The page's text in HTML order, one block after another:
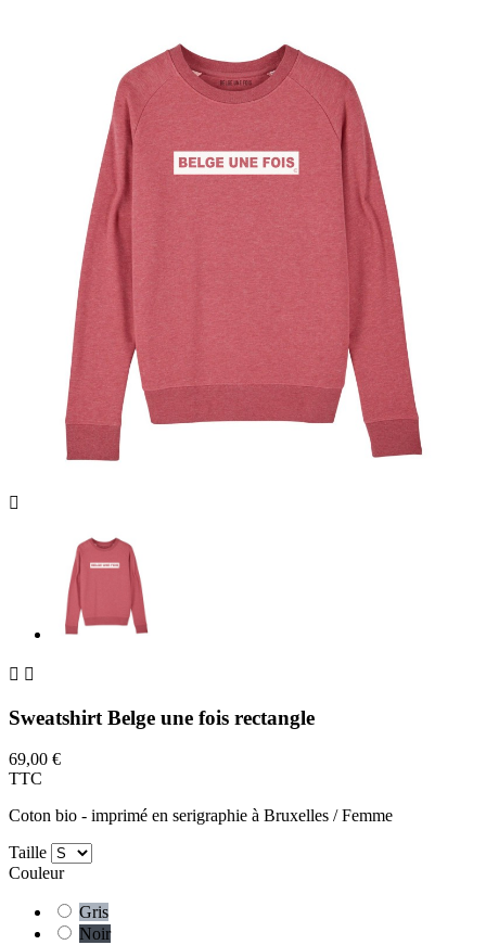

 
Sweatshirt Belge une fois rectangle
69,00 €
TTC
Coton bio - imprimé en serigraphie à Bruxelles / Femme
Taille
Couleur
Gris
Noir